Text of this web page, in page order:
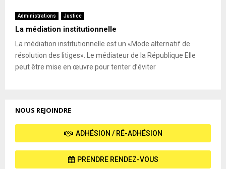
Administrations Justice
La médiation institutionnelle
La médiation institutionnelle est un «Mode alternatif de
résolution des litiges». Le médiateur de la République Elle
peut être mise en œuvre pour tenter d’éviter
NOUS REJOINDRE
ADHÉSION / RÉ-ADHÉSION
PRENDRE RENDEZ-VOUS